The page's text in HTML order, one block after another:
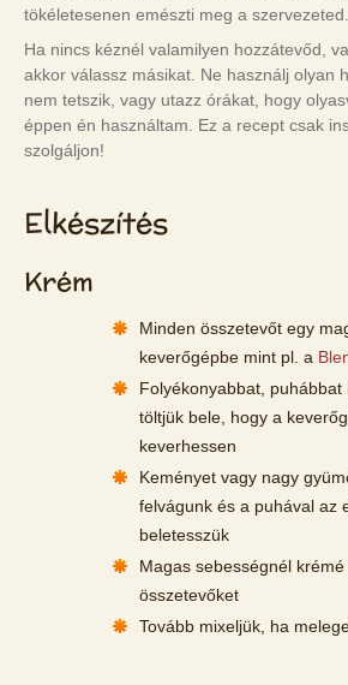
tökéletesenen emészti meg a szervezeted.
Ha nincs kéznél valamilyen hozzátevőd,
akkor válassz másikat. Ne használj olyan
nem tetszik, vagy utazz órákat, hogy
éppen én használtam. Ez a recept csak
szolgáljon!
Elkészítés
Krém
Minden összetevőt egy
keverőgépbe mint pl. a
Folyékonyabbat,
töltjük bele, hogy a
keverhessen
Keményet vagy nagy
felvágunk és a puhával az
beletesszük
Magas sebességnél
összetevőket
Tovább mixeljük, ha